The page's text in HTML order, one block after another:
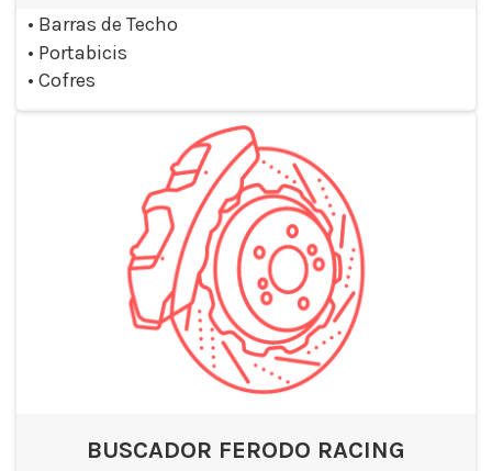
• Barras de Techo
• Portabicis
• Cofres
BUSCADOR FERODO RACING